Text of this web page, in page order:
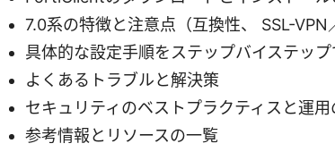
7.0系の特徴と注意点（互換性、 SSL-VPN
具体的な設定手順をステップバイステッ
よくあるトラブルと解決策
セキュリティのベストプラクティスと運用
参考情報とリソースの一覧